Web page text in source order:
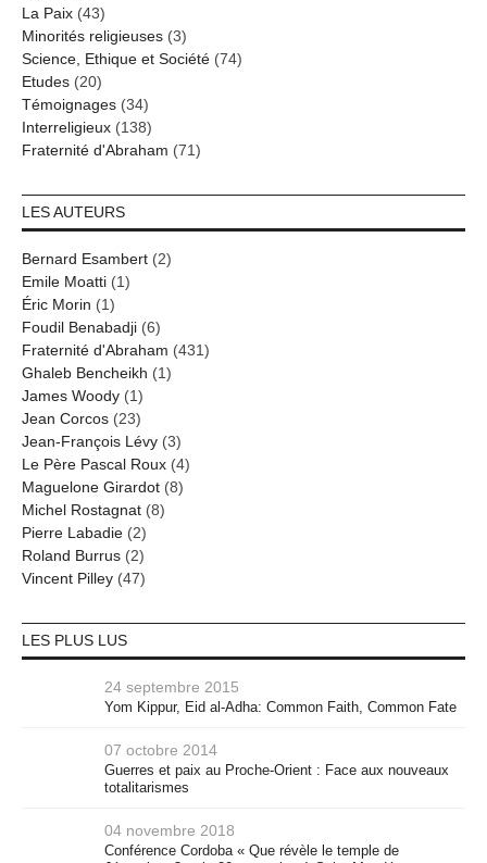
La Paix (43)
Minorités religieuses (3)
Science, Ethique et Société (74)
Etudes (20)
Témoignages (34)
Interreligieux (138)
Fraternité d'Abraham (71)
LES AUTEURS
Bernard Esambert (2)
Emile Moatti (1)
Éric Morin (1)
Foudil Benabadji (6)
Fraternité d'Abraham (431)
Ghaleb Bencheikh (1)
James Woody (1)
Jean Corcos (23)
Jean-François Lévy (3)
Le Père Pascal Roux (4)
Maguelone Girardot (8)
Michel Rostagnat (8)
Pierre Labadie (2)
Roland Burrus (2)
Vincent Pilley (47)
LES PLUS LUS
24 septembre 2015
Yom Kippur, Eid al-Adha: Common Faith, Common Fate
07 octobre 2014
Guerres et paix au Proche-Orient : Face aux nouveaux
totalitarismes
04 novembre 2018
Conférence Cordoba « Que révèle le temple de